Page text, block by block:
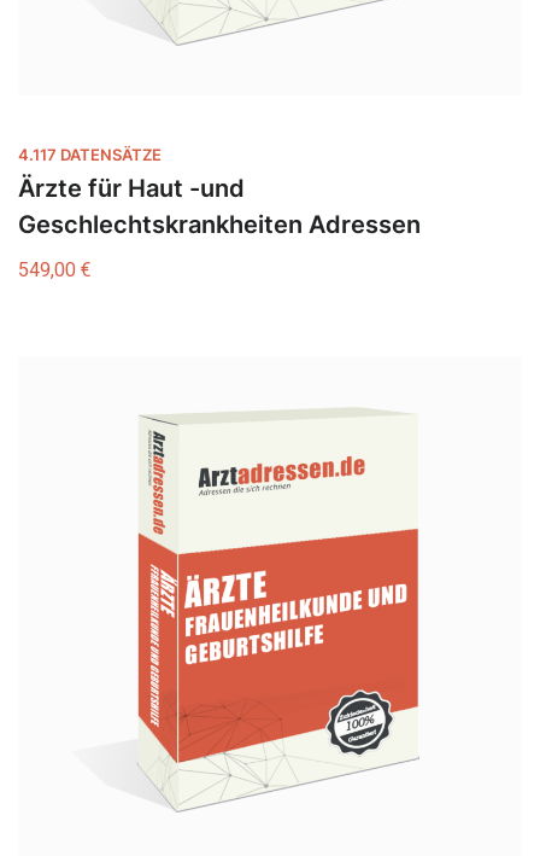
4.117 DATENSÄTZE
Ärzte für Haut -und
Geschlechtskrankheiten Adressen
549,00€